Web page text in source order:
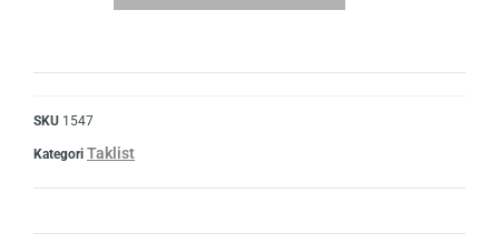
SKU 1547
Kategori Taklist